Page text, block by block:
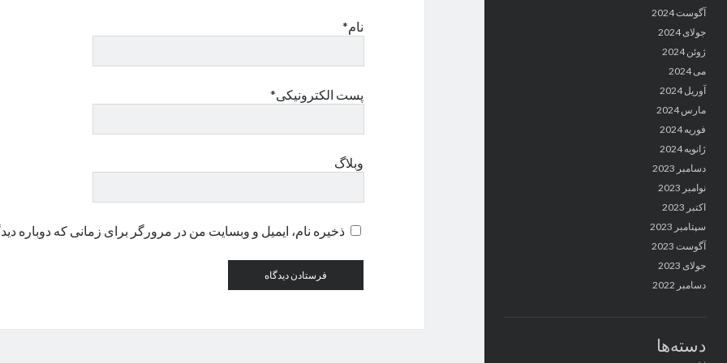
آگوست 2024
جولای 2024
ژوئن 2024
می 2024
آوریل 2024
مارس 2024
فوریه 2024
ژانویه 2024
دسامبر 2023
نوامبر 2023
اکتبر 2023
سپتامبر 2023
آگوست 2023
جولای 2023
دسامبر 2022
دسته‌ها
نام*
پست الکترونیکی*
وبلاگ
ذخیره نام، ایمیل و وبسایت من در مرورگر برای زمانی که دوباره